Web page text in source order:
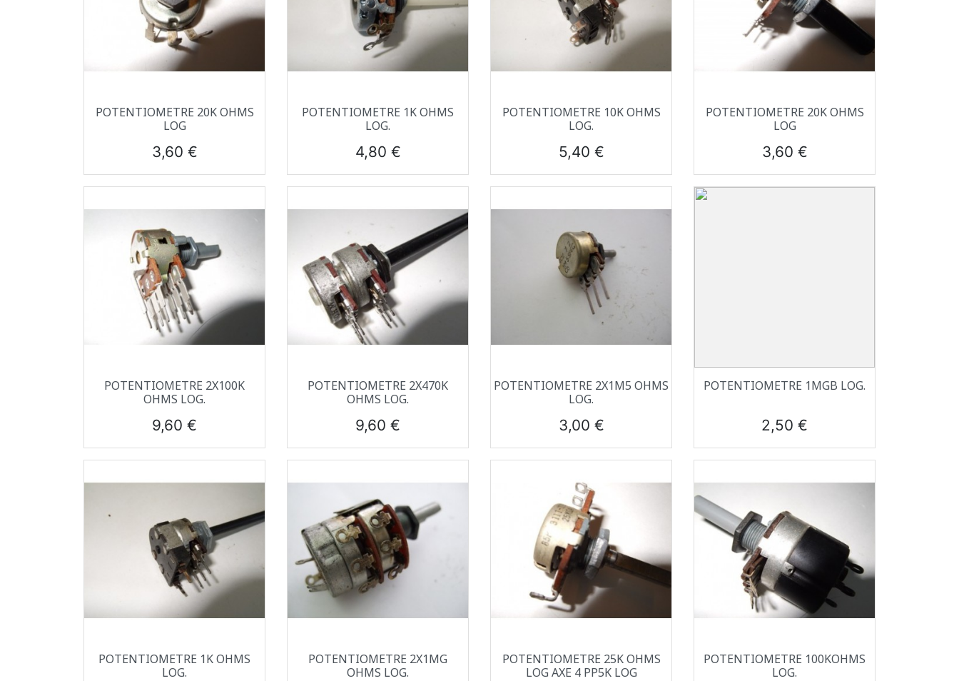
Aperçu rapide
POTENTIOMETRE 20K OHMS
LOG
Prix
3,60 €
Aperçu rapide
POTENTIOMETRE 1K OHMS
LOG.
Prix
4,80 €
Aperçu rapide
POTENTIOMETRE 10K OHMS
LOG.
Prix
5,40 €
Aperçu rapide
POTENTIOMETRE 20K OHMS
LOG
Prix
3,60 €
Aperçu rapide
POTENTIOMETRE 2X100K
OHMS LOG.
Prix
9,60 €
Aperçu rapide
POTENTIOMETRE 2X470K
OHMS LOG.
Prix
9,60 €
Aperçu rapide
POTENTIOMETRE 2X1M5 OHMS
LOG.
Prix
3,00 €
Aperçu rapide
POTENTIOMETRE 1MGB LOG.
Prix
2,50 €
Aperçu rapide
POTENTIOMETRE 1K OHMS
LOG.
 Aperçu rapide
POTENTIOMETRE 2X1MG
OHMS LOG.
Aperçu rapide
POTENTIOMETRE 25K OHMS
LOG AXE 4 PP5K LOG
Aperçu rapide
POTENTIOMETRE 100KOHMS
LOG.